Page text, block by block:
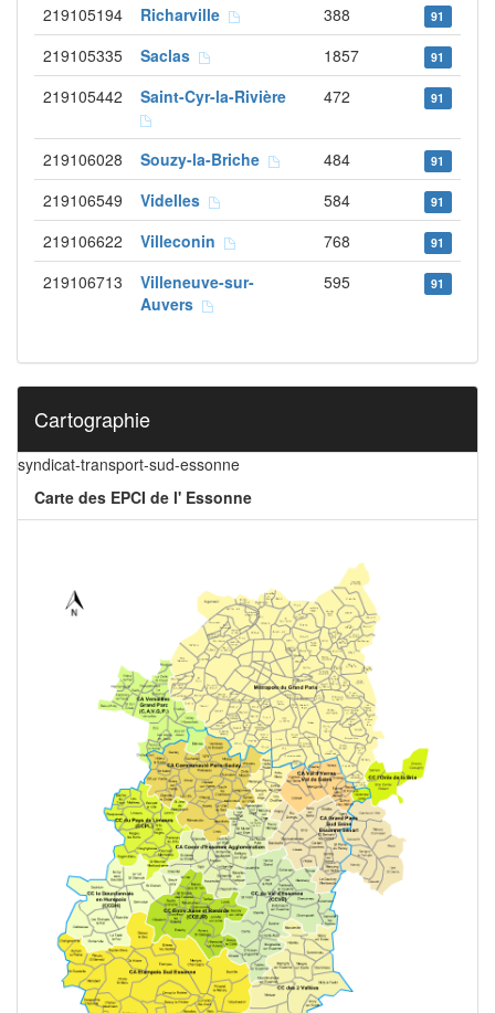
219105194 Richarville 388 91
219105335 Saclas 1857 91
219105442 Saint-Cyr-la-Rivière 472 91
219106028 Souzy-la-Briche 484 91
219106549 Videlles 584 91
219106622 Villeconin 768 91
219106713
Villeneuve-sur-
Auvers
595 91
Cartographie
syndicat-transport-sud-essonne
Carte des EPCI de l' Essonne